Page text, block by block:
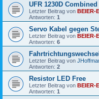
UFR 1230D
Letzter Beitrag von BEIER-
Antworten: 1
Servo Kabel gegen
Letzter Beitrag von BEIER-
Antworten: 6
Letzter Beitrag von
Antworten: 2
Resistor LED Free
Letzter Beitrag von BEIER-
Antworten: 1